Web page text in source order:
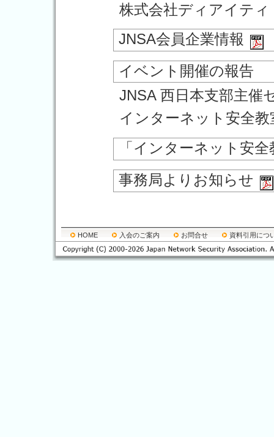
株式会社ディアイティ
JNSA会員企業情報
イベント開催の報告
JNSA 西日本支部主催
インターネット安全
「インターネット安全
事務局よりお知らせ
HOME 入会のご案内 お問合せ 資料引用につ